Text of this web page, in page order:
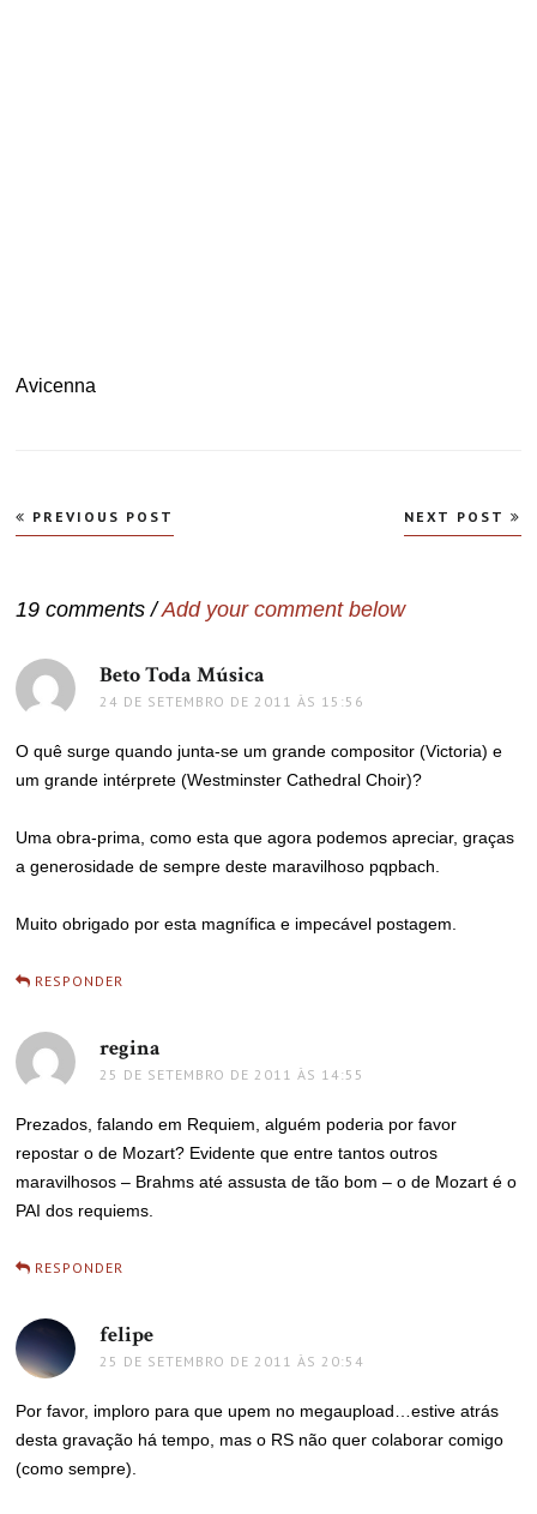
Avicenna
Navegação
de
PREVIOUS POST NEXT POST
19 comments /Add your comment below
Beto Toda Música
24 DE SETEMBRO DE 2011 ÀS 15:56
O quê surge quando junta-se um grande compositor (Victoria) e
um grande intérprete (Westminster Cathedral Choir)?
Uma obra-prima, como esta que agora podemos apreciar, graças
a generosidade de sempre deste maravilhoso pqpbach.
Muito obrigado por esta magnífica e impecável postagem.
RESPONDER
regina
25 DE SETEMBRO DE 2011 ÀS 14:55
Prezados, falando em Requiem, alguém poderia por favor
repostar o de Mozart? Evidente que entre tantos outros
maravilhosos – Brahms até assusta de tão bom – o de Mozart é o
PAI dos requiems.
RESPONDER
felipe
25 DE SETEMBRO DE 2011 ÀS 20:54
Por favor, imploro para que upem no megaupload…estive atrás
desta gravação há tempo, mas o RS não quer colaborar comigo
(como sempre).